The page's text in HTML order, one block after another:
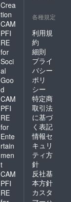
Crea
tion
CAM
PFI
RE
for
Soci
al
Goo
d
CAM
PFI
RE
for
Ente
rtain
men
t
CAM
PFI
RE
各種規定
利用規
約
細則
プライ
バシー
ポリ
シー
特定商
取引法
に基づ
く表記
情報セ
キュリ
ティ方
針
反社基
本方針
カスタ